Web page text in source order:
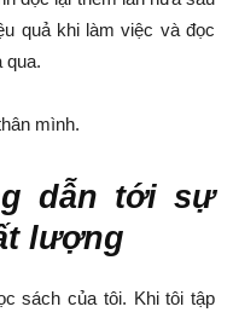
quả khi làm việc và đọc
qua.
mình.
dẫn tới sự
lượng
sách của tôi. Khi tôi tập